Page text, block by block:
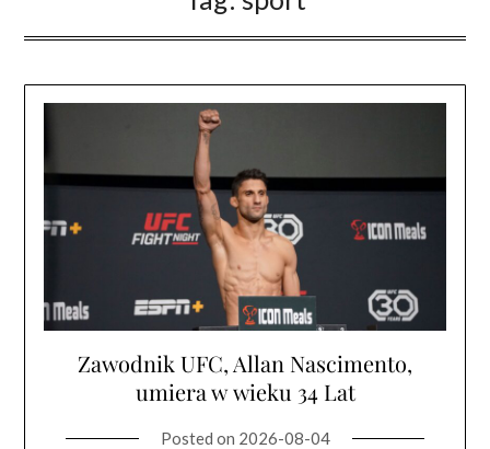
Zawodnik UFC, Allan Nascimento,
umiera w wieku 34 Lat
Posted on 2026-08-04